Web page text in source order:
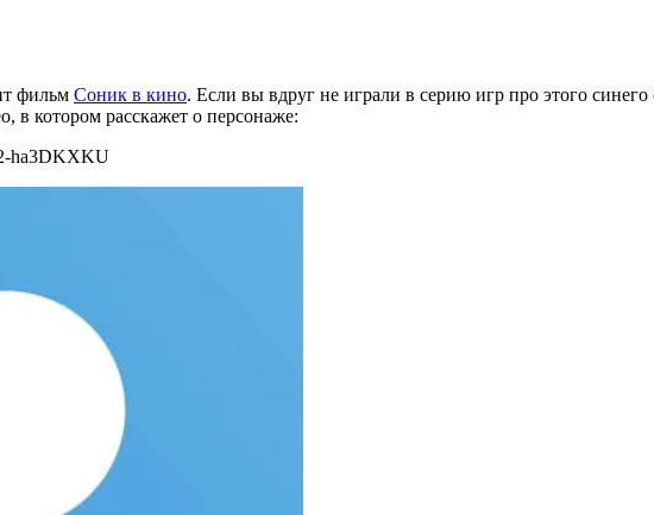
фильм Соник в кино. Если вы вдруг не играли в серию игр про этого
в котором расскажет о персонаже:
ha3DKXKU